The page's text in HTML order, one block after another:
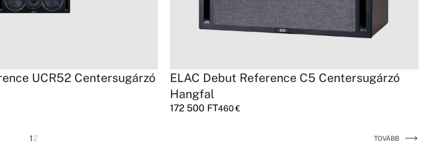
UCR52 Centersugárzó
ELAC Debut Reference C5 Centersugárzó
Hangfal
172 500 FT460€
12 TOVÁBB